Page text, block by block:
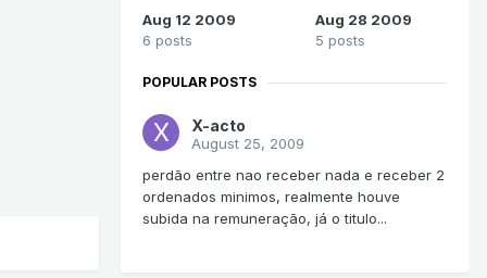
Aug 12 2009
6 posts
Aug 28 2009
5 posts
POPULAR POSTS
X-acto
August 25, 2009
perdão entre nao receber nada e receber 2
ordenados minimos, realmente houve
subida na remuneração, já o titulo...